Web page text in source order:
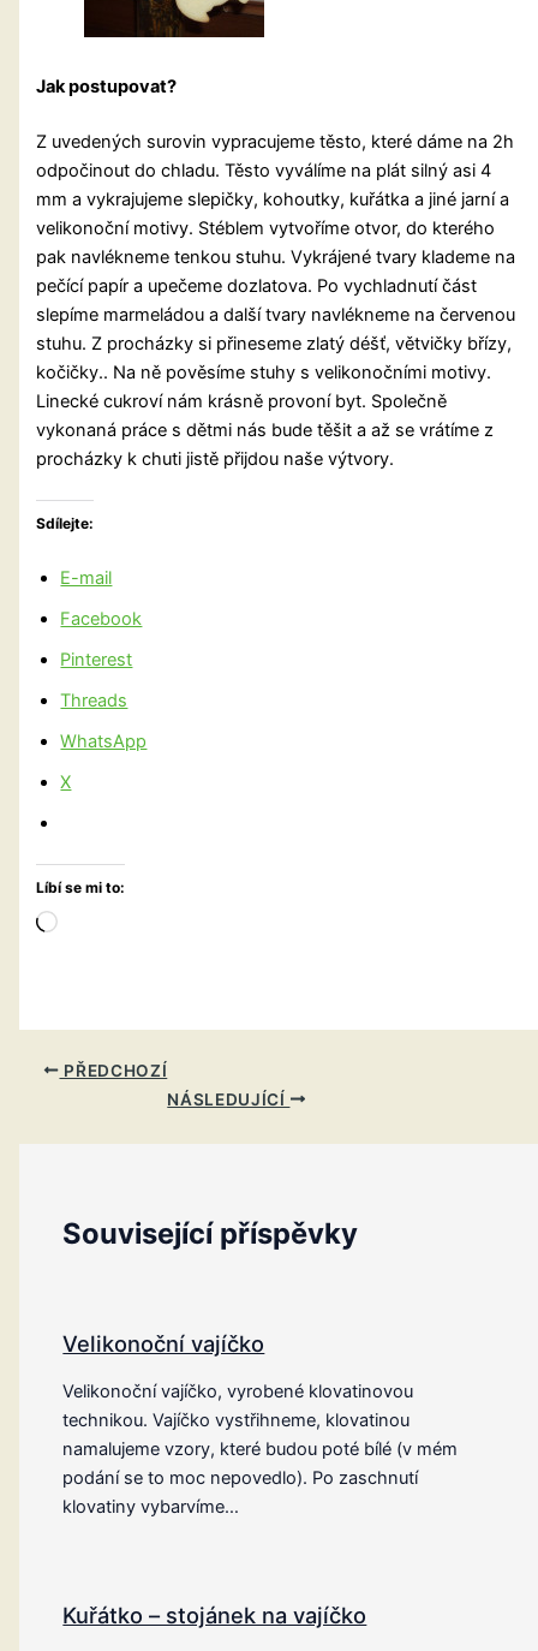
Jak postupovat?
Z uvedených surovin vypracujeme těsto, které dáme na 2h
odpočinout do chladu. Těsto vyválíme na plát silný asi 4
mm a vykrajujeme slepičky, kohoutky, kuřátka a jiné jarní a
velikonoční motivy. Stéblem vytvoříme otvor, do kterého
pak navlékneme tenkou stuhu. Vykrájené tvary klademe na
pečící papír a upečeme dozlatova. Po vychladnutí část
slepíme marmeládou a další tvary navlékneme na červenou
stuhu. Z procházky si přineseme zlatý déšť, větvičky břízy,
kočičky.. Na ně pověsíme stuhy s velikonočními motivy.
Linecké cukroví nám krásně provoní byt. Společně
vykonaná práce s dětmi nás bude těšit a až se vrátíme z
procházky k chuti jistě přijdou naše výtvory.
Sdílejte:
E-mail
Facebook
Pinterest
Threads
WhatsApp
X
Líbí se mi to:
Načítání…
PŘEDCHOZÍ
NÁSLEDUJÍCÍ
Související příspěvky
Velikonoční vajíčko
Velikonoční vajíčko, vyrobené klovatinovou
technikou. Vajíčko vystřihneme, klovatinou
namalujeme vzory, které budou poté bílé (v mém
podání se to moc nepovedlo). Po zaschnutí
klovatiny vybarvíme…
Kuřátko – stojánek na vajíčko